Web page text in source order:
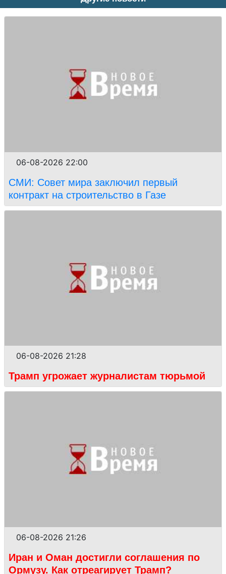
06-08-2026 22:00
СМИ: Совет мира заключил первый
контракт на строительство в Газе
06-08-2026 21:28
Трамп угрожает журналистам тюрьмой
06-08-2026 21:26
Иран и Оман достигли соглашения по
Ормузу. Как отреагирует Трамп?